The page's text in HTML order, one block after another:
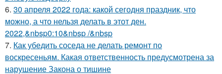
6. 30 апреля 2022 года: какой сегодня праздник, что
можно, а что нельзя делать в этот ден.
2022,&nbsp0:10&nbsp /&nbsp
7. Как убедить соседа не делать ремонт по
воскресеньям. Какая ответственность предусмотрена за
нарушение Закона о тишине